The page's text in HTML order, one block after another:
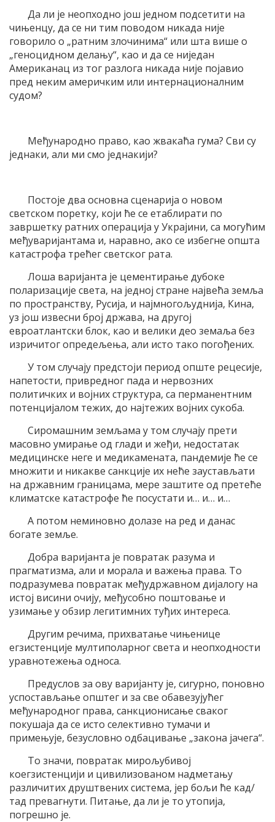
Да ли је неопходно још једном подсетити на
чињенцу, да се ни тим поводом никада није
говорило о „ратним злочинима“ или шта више о
„геноцидном делању“, као и да се ниједан
Американац из тог разлога никада није појавио
пред неким америчким или интернационалним
судом?
Међународно право, као жвакаћа гума? Сви су
једнаки, али ми смо једнакији?
Постоје два основна сценарија о новом
светском поретку, који ће се етаблирати по
завршетку ратних операција у Украјини, са могућим
међуваријантама и, наравно, ако се избегне општа
катастрофа трећег светског рата.
Лоша варијанта је цементирање дубоке
поларизације света, на једној стране највећа земља
по пространству, Русија, и најмногољуднија, Кина,
уз још извесни број држава, на другој
евроатлантски блок, као и велики део земаља без
изричитог опредељења, али исто тако погођених.
У том случају предстоји период опште рецесије,
напетости, привредног пада и нервозних
политичких и војних структура, са перманентним
потенцијалом тежих, до најтежих војних сукоба.
Сиромашним земљама у том случају прети
масовно умирање од глади и жеђи, недостатак
медицинске неге и медикамената, пандемије ће се
множити и никакве санкције их неће заустављати
на државним границама, мере заштите од претеће
климатске катастрофе ће посустати и… и… и…
А потом неминовно долазе на ред и данас
богате земље.
Добра варијанта је повратак разума и
прагматизма, али и морала и важења права. То
подразумева повратак међудржавном дијалогу на
истој висини очију, међусобно поштовање и
узимање у обзир легитимних туђих интереса.
Другим речима, прихватање чињенице
егзистенције мултиполарног света и неопходности
уравнотежења односа.
Предуслов за ову варијанту је, сигурно, поновно
успостављање општег и за све обавезујућег
међународног права, санкционисање сваког
покушаја да се исто селективно тумачи и
примењује, безусловно одбацивање „закона јачега“.
То значи, повратак мирољубивој
коегзистенцији и цивилизованом надметању
различитих друштвених система, јер бољи ће кад/
тад превагнути. Питање, да ли је то утопија,
погрешно је.